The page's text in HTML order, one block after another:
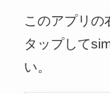
このアプリの
タップして
い。